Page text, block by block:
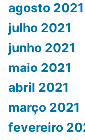
agosto 2021
julho 2021
junho 2021
maio 2021
abril 2021
março 2021
fevereiro